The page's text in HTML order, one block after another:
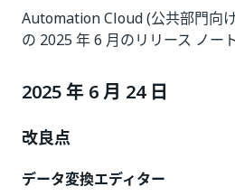
Automation Cloud (公共部門向
の 2025 年 6 月のリリース ノー
2025 年 6 月 24 日
改良点
データ変換エディター